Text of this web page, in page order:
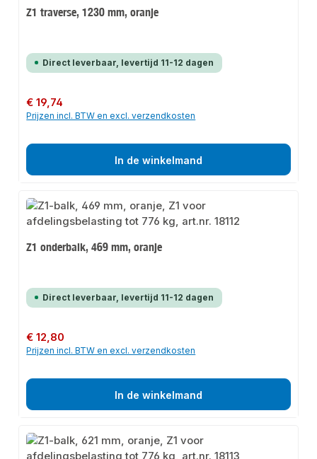
Z1 traverse, 1230 mm, oranje
Direct leverbaar, levertijd 11-12 dagen
Normale prijs:
€ 19,74
Prijzen incl. BTW en excl. verzendkosten
In de winkelmand
Z1 onderbalk, 469 mm, oranje
Direct leverbaar, levertijd 11-12 dagen
Normale prijs:
€ 12,80
Prijzen incl. BTW en excl. verzendkosten
In de winkelmand